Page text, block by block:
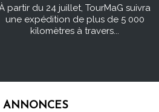
partir du 24 juillet, TourMaG suivra
une expédition de plus de 5 000
kilomètres à travers...
ANNONCES